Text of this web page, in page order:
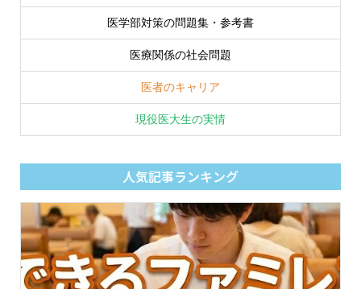
医学部対策の問題集・参考書
医療関係の社会問題
医者のキャリア
現役医大生の実情
人気記事ランキング